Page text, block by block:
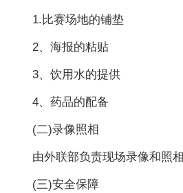
1.比赛场地的铺垫
2、海报的粘贴
3、饮用水的提供
4、药品的配备
(二)录像照相
由外联部负责现场录像和照相
(三)安全保障